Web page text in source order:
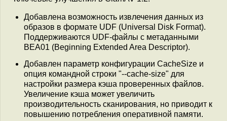
Добавлена возможность извлечения данных из
образов в формате UDF (Universal Disk Format).
Поддерживаются UDF-файлы с метаданными
BEA01 (Beginning Extended Area Descriptor).
Добавлен параметр конфигурации CacheSize и
опция командной строки "--cache-size" для
настройки размера кэша проверенных файлов.
Увеличение кэша может увеличить
производительность сканирования, но приводит к
повышению потребления оперативной памяти.